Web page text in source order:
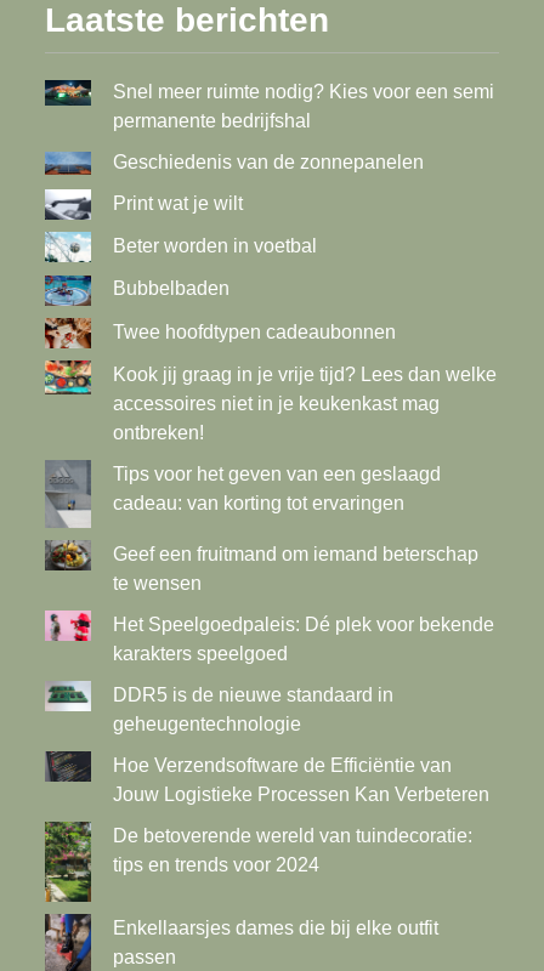
Laatste berichten
Snel meer ruimte nodig? Kies voor een semi
permanente bedrijfshal
Geschiedenis van de zonnepanelen
Print wat je wilt
Beter worden in voetbal
Bubbelbaden
Twee hoofdtypen cadeaubonnen
Kook jij graag in je vrije tijd? Lees dan welke
accessoires niet in je keukenkast mag
ontbreken!
Tips voor het geven van een geslaagd
cadeau: van korting tot ervaringen
Geef een fruitmand om iemand beterschap
te wensen
Het Speelgoedpaleis: Dé plek voor bekende
karakters speelgoed
DDR5 is de nieuwe standaard in
geheugentechnologie
Hoe Verzendsoftware de Efficiëntie van
Jouw Logistieke Processen Kan Verbeteren
De betoverende wereld van tuindecoratie:
tips en trends voor 2024
Enkellaarsjes dames die bij elke outfit
passen